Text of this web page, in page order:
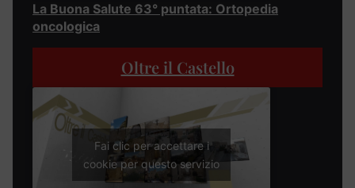
La Buona Salute 63° puntata: Ortopedia
oncologica
Oltre il Castello
Fai clic per accettare i
cookie per questo servizio